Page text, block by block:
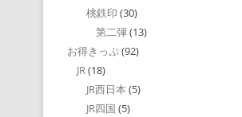
桃鉄印 (30)
第二弾(13)
お得きっぷ(92)
JR(18)
JR西日本 (5)
JR四国 (5)